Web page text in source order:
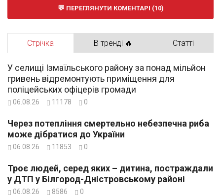
ПЕРЕГЛЯНУТИ КОМЕНТАРІ (10)
Стрічка В тренді 🔥 Статті
У селищі Ізмаїльського району за понад мільйон
гривень відремонтують приміщення для
поліцейських офіцерів громади
06.08.26 11178 0
Через потепління смертельно небезпечна риба
може дібратися до України
06.08.26 11853 0
Троє людей, серед яких – дитина, постраждали
у ДТП у Білгород-Дністровському районі
06.08.26 8586 0